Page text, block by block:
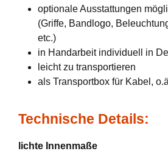
optionale Ausstattungen
(Griffe, Bandlogo,
etc.)
in Handarbeit individuell in
leicht zu transportieren
als Transportbox für Kabel,
Technische Details:
lichte Innenmaße